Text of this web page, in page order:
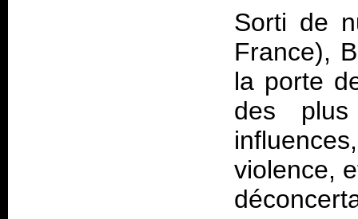
Sorti de
France),
la porte
des plus
violence,